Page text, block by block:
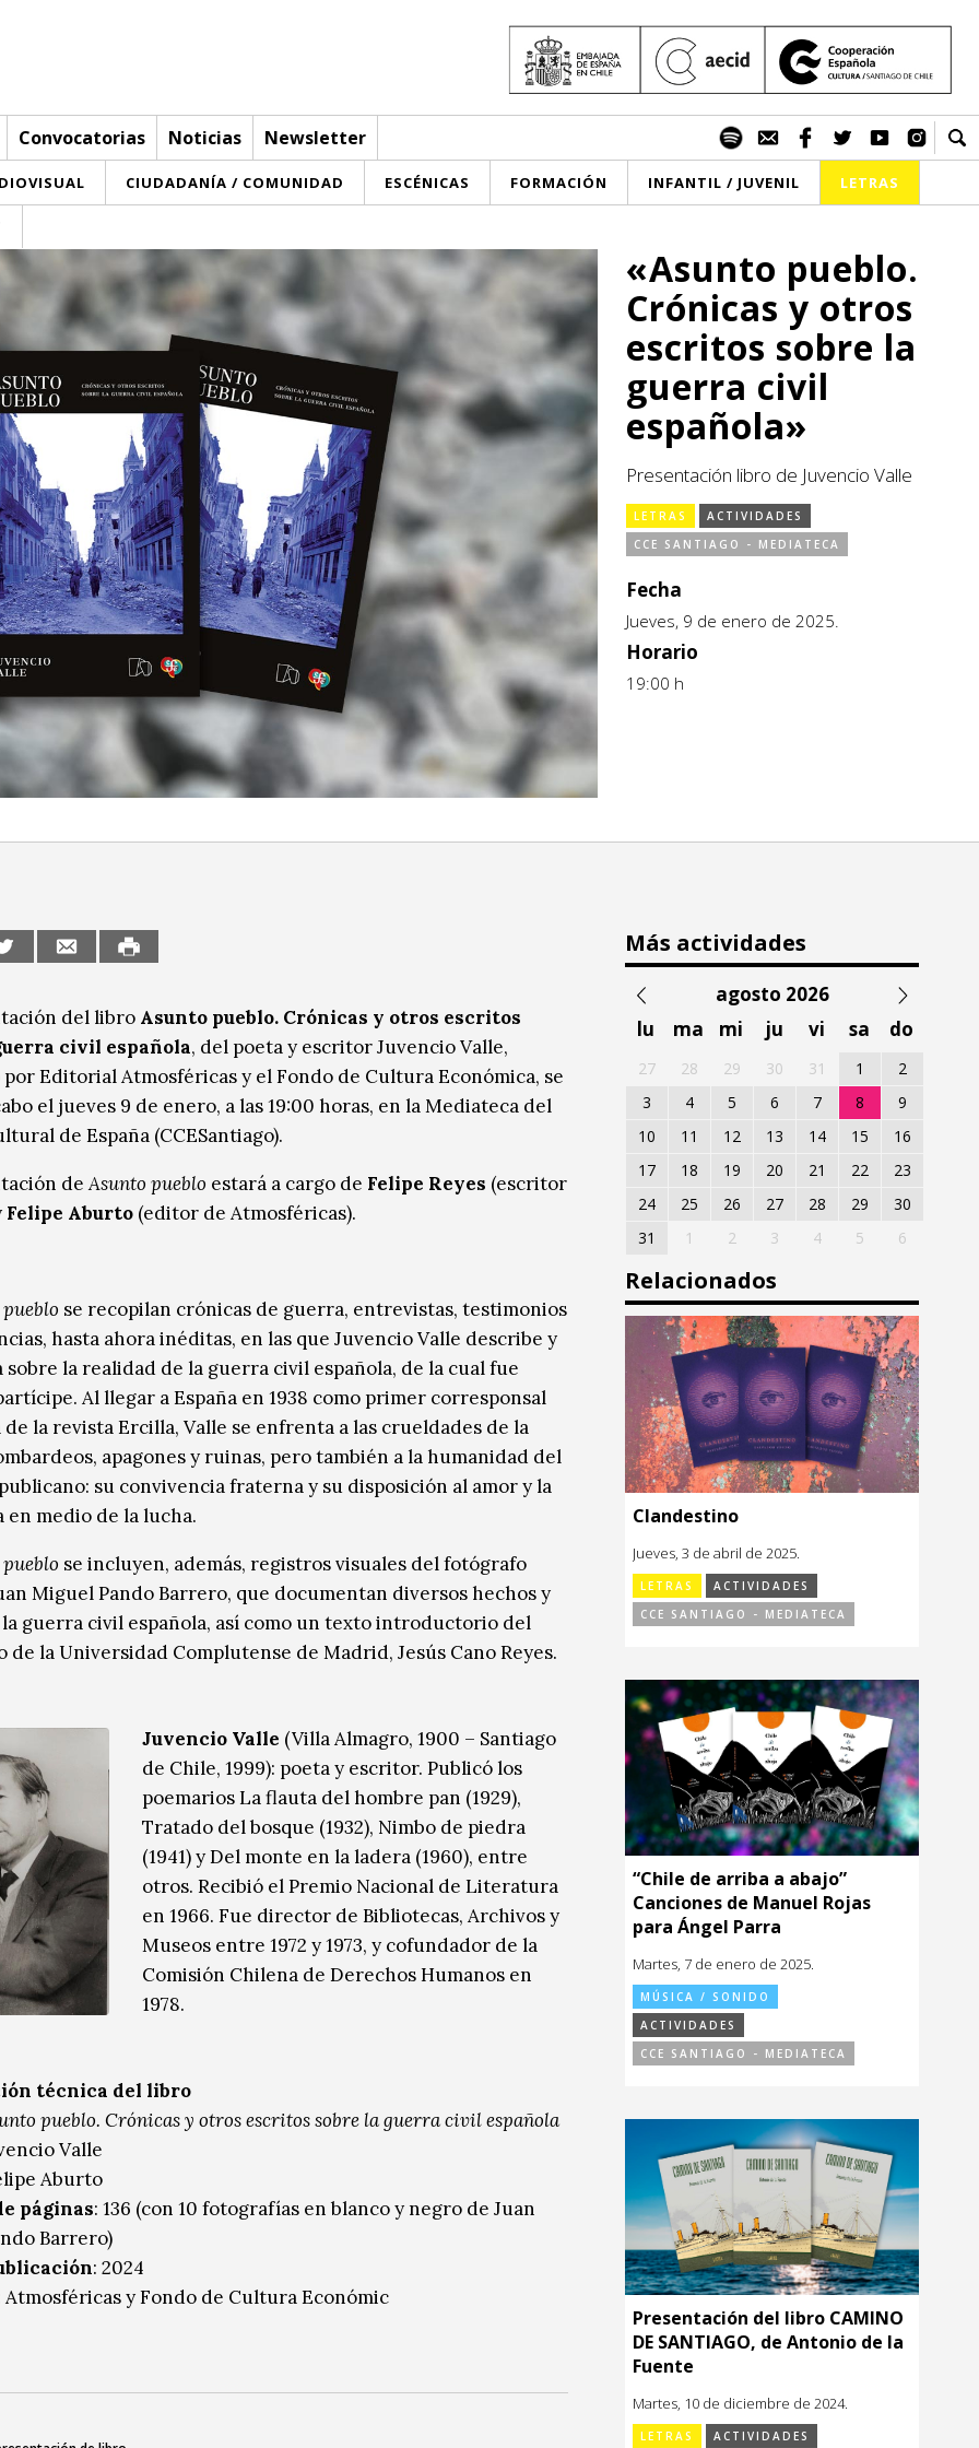
Convocatorias Noticias Newsletter
CIUDADANÍA / COMUNIDAD ESCÉNICAS FORMACIÓN INFANTIL / JUVENIL LETRAS
«Asunto pueblo.
Crónicas y otros
escritos sobre la
guerra civil
española»
Presentación libro de Juvencio Valle
LETRAS
ACTIVIDADES
CCE SANTIAGO - MEDIATECA
Fecha
Jueves, 9 de enero de 2025.
Horario
19:00 h
del libro Asunto pueblo. Crónicas y otros escritos
civil española, del poeta y escritor Juvencio Valle,
Editorial Atmosféricas y el Fondo de Cultura Económica, se
el jueves 9 de enero, a las 19:00 horas, en la Mediateca del
de España (CCESantiago).
deAsunto pueblo estará a cargo de Felipe Reyes (escritor
Felipe Aburto (editor de Atmosféricas).
se recopilan crónicas de guerra, entrevistas, testimonios
hasta ahora inéditas, en las que Juvencio Valle describe y
la realidad de la guerra civil española, de la cual fue
Al llegar a España en 1938 como primer corresponsal
la revista Ercilla, Valle se enfrenta a las crueldades de la
apagones y ruinas, pero también a la humanidad del
su convivencia fraterna y su disposición al amor y la
en medio de la lucha.
se incluyen, además, registros visuales del fotógrafo
Miguel Pando Barrero, que documentan diversos hechos y
la guerra civil española, así como un texto introductorio del
de la Universidad Complutense de Madrid, Jesús Cano Reyes.
Juvencio Valle (Villa Almagro, 1900 – Santiago
de Chile, 1999): poeta y escritor. Publicó los
poemarios La flauta del hombre pan (1929),
Tratado del bosque (1932), Nimbo de piedra
(1941) y Del monte en la ladera (1960), entre
otros. Recibió el Premio Nacional de Literatura
en 1966. Fue director de Bibliotecas, Archivos y
Museos entre 1972 y 1973, y cofundador de la
Comisión Chilena de Derechos Humanos en
1978.
técnica del libro
pueblo. Crónicas y otros escritos sobre la guerra civil española
Valle
Aburto
páginas: 136 (con 10 fotografías en blanco y negro de Juan
Barrero)
: 2024
Atmosféricas y Fondo de Cultura Económic
Más actividades
agosto 2026
lu
ma mi ju vi sa do
27 28 29 30 31 1
2
3
4 5 6 7 8
9
10
11 12 13 14 15
16
17
18 19 20 21 22
23
24
25 26 27 28 29
30
31
1 2 3 4 5 6
Relacionados
Clandestino
Jueves, 3 de abril de 2025.
LETRAS
ACTIVIDADES
CCE SANTIAGO - MEDIATECA
“Chile de arriba a abajo”
Canciones de Manuel Rojas
para Ángel Parra
Martes, 7 de enero de 2025.
MÚSICA / SONIDO
ACTIVIDADES
CCE SANTIAGO - MEDIATECA
Presentación del libro CAMINO
DE SANTIAGO, de Antonio de la
Fuente
Martes, 10 de diciembre de 2024.
LETRAS
ACTIVIDADES